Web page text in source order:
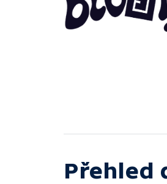
Přehled